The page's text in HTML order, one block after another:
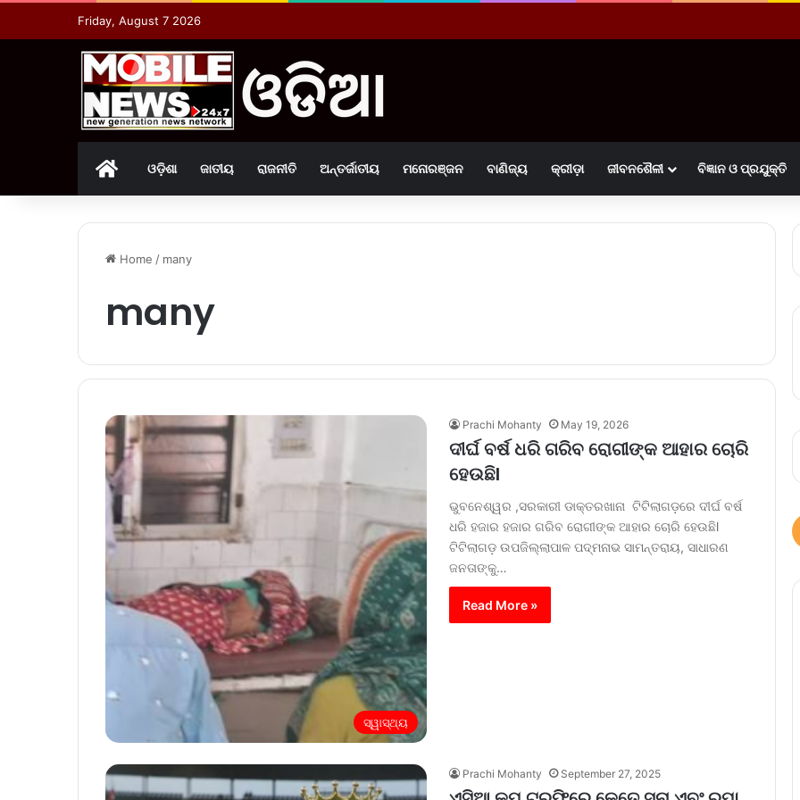
Friday, August 7 2026
Homeଓଡ଼ିଶା ଜାତୀୟ ରାଜନୀତି ଅନ୍ତର୍ଜାତୀୟ ମନୋରଞ୍ଜନ ବାଣିଜ୍ୟ କ୍ରୀଡ଼ା ଜୀବନଶୈଳୀ ବିଜ୍ଞାନ ଓ ପ୍ରଯୁକ୍ତି
Home / many
many
ସ୍ୱାସ୍ଥ୍ୟ
Prachi Mohanty May 19, 2026
ଦୀର୍ଘ ବର୍ଷ ଧରି ଗରିବ ରୋଗୀଙ୍କ ଆହାର ଚୋରି
ହେଉଛିl
ଭୁବନେଶ୍ୱର ,ସରକାରୀ ଡାକ୍ତରଖାନା ଟିଟିଲାଗଡ଼ରେ ଦୀର୍ଘ ବର୍ଷ
ଧରି ହଜାର ହଜାର ଗରିବ ରୋଗୀଙ୍କ ଆହାର ଚୋରି ହେଉଛିl
ଟିଟିଲାଗଡ଼ ଉପଜିଲ୍ଲାପାଳ ପଦ୍ମନାଭ ସାମନ୍ତରାୟ, ସାଧାରଣ
ଜନତାଙ୍କୁ…
Read More »
Prachi Mohanty September 27, 2025